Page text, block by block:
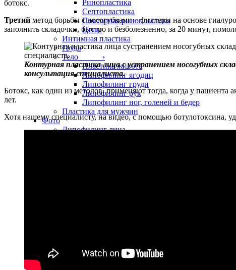
Ринопластика
Септопластика
Повторная ринопластика
Цены
Интимная пластика
Грудь
Тело ›
Пластика живота
Липофилинг ягодиц
Липофилинг груди
Липофилинг рук
Липофилинг ног, голеней и бедер
Пластика для мужчин
Фото
Липофилинг лица
Липосакция
Увеличение груди
ботокс.
Третий метод борьбы с носогубками – филлеры на основе
заполнить складочки, быстро и безболезненно, за 20 минут,
Контурная пластика лица с устранением носогубных
консультация специалиста.
Ботокс, как один из методов, применяют тогда, когда у
лет.
Хотя нашему специалисту, на видео, с помощью ботулотоксина,